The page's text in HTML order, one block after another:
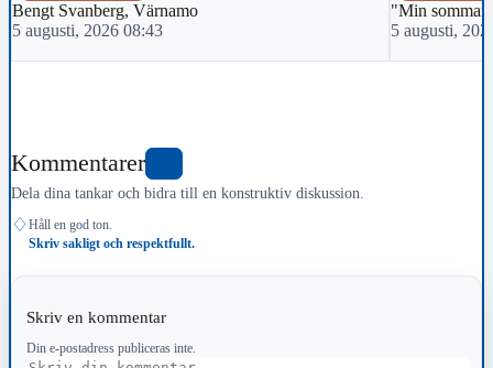
Bengt Svanberg, Värnamo
5 augusti, 2026 08:43
"Min sommar
5 augusti,
Kommentarer
Dela dina tankar och bidra till en konstruktiv diskussion.
♢ Håll en god ton.
Skriv sakligt och respektfullt.
Skriv en kommentar
Din e-postadress publiceras inte.